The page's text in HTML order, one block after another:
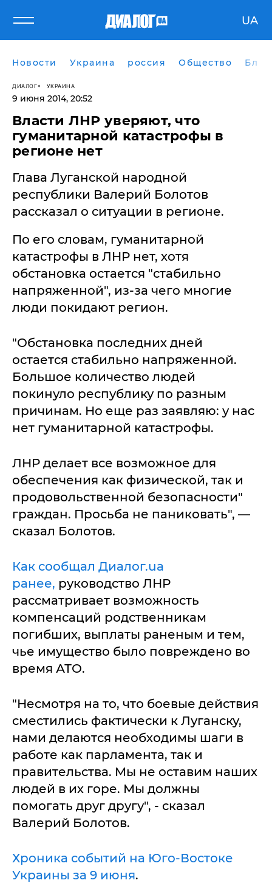
UA
Новости Украина россия Общество
ДИАЛОГ УКРАИНА
9 июня 2014, 20:52
Власти ЛНР уверяют, что
гуманитарной катастрофы в
регионе нет
​Глава Луганской народной
республики Валерий Болотов
рассказал о ситуации в регионе.
По его словам, гуманитарной
катастрофы в ЛНР нет, хотя
обстановка остается "стабильно
напряженной", из-за чего многие
люди покидают регион.
"Обстановка последних дней
остается стабильно напряженной.
Большое количество людей
покинуло республику по разным
причинам. Но еще раз заявляю: у нас
нет гуманитарной катастрофы.
ЛНР делает все возможное для
обеспечения как физической, так и
продовольственной безопасности"
граждан. Просьба не паниковать", —
сказал Болотов.
Как сообщал Диалог.ua
ранее, руководство ЛНР
рассматривает возможность
компенсаций родственникам
погибших, выплаты раненым и тем,
чье имущество было повреждено во
время АТО.
"Несмотря на то, что боевые действия
сместились фактически к Луганску,
нами делаются необходимы шаги в
работе как парламента, так и
правительства. Мы не оставим наших
людей в их горе. Мы должны
помогать друг другу", - сказал
Валерий Болотов.
Хроника событий на Юго-Востоке
Украины за 9 июня.